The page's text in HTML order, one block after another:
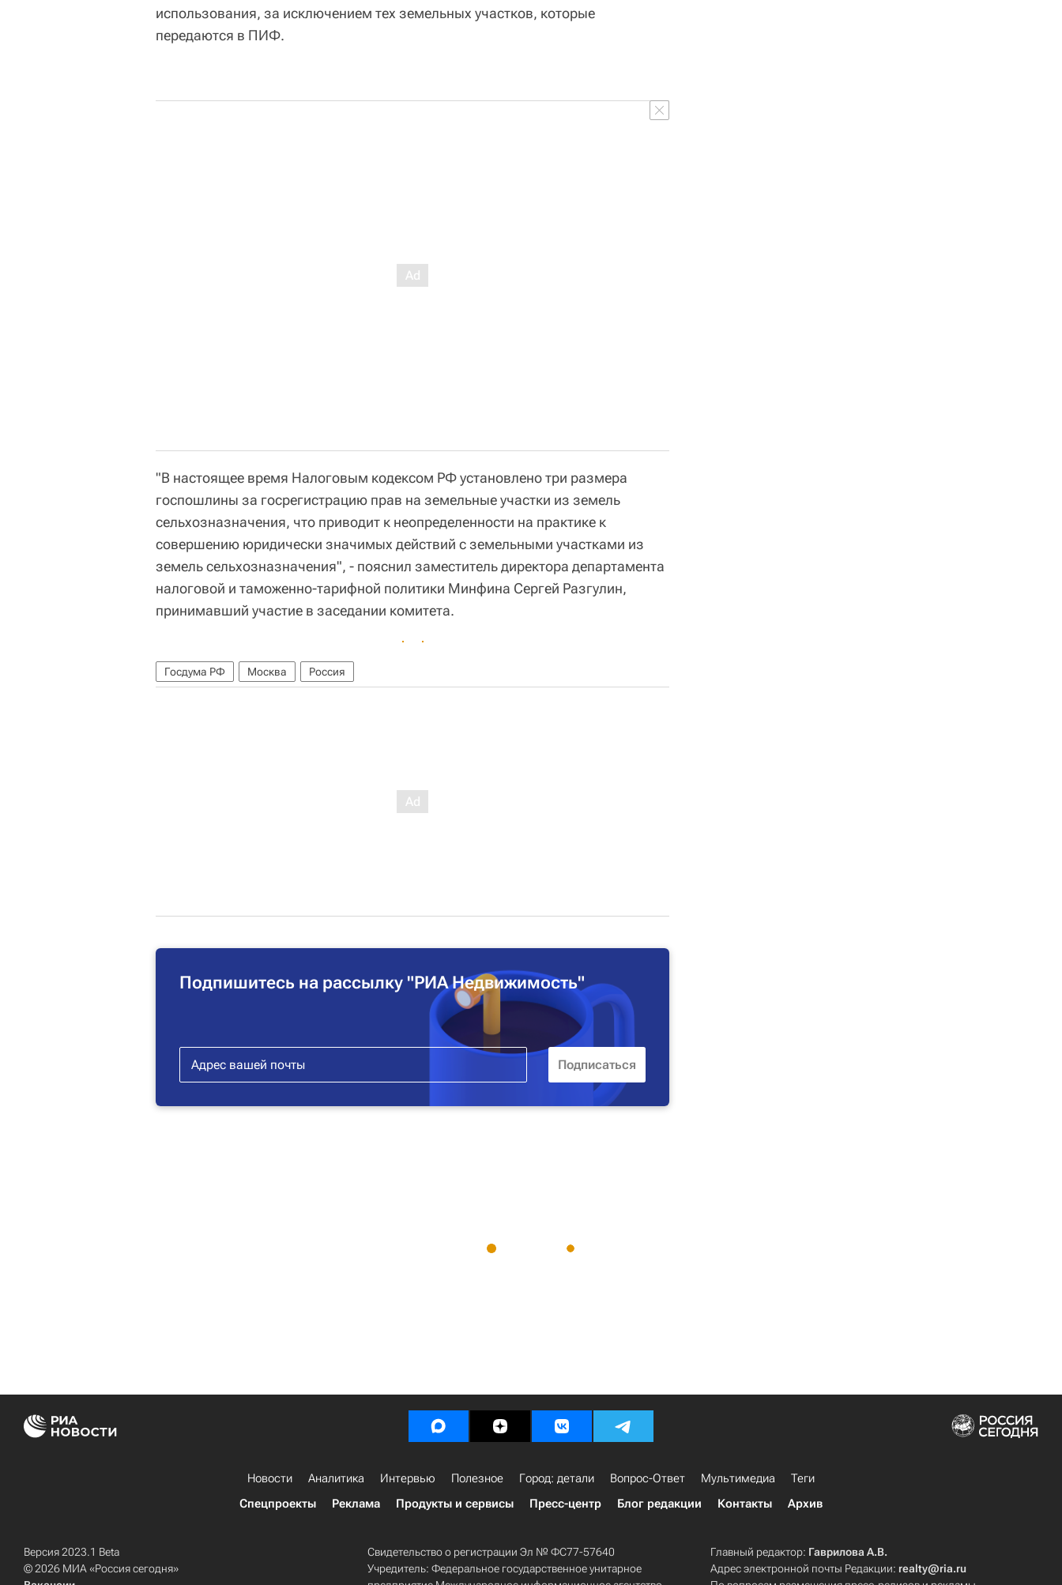
использования, за исключением тех земельных участков, которые
передаются в ПИФ.
"В настоящее время Налоговым кодексом РФ установлено три размера
госпошлины за госрегистрацию прав на земельные участки из земель
сельхозназначения, что приводит к неопределенности на практике к
совершению юридически значимых действий с земельными участками из
земель сельхозназначения", - пояснил заместитель директора департамента
налоговой и таможенно-тарифной политики Минфина Сергей Разгулин,
принимавший участие в заседании комитета.
Госдума РФ Москва Россия
Подпишитесь на рассылку "РИА Недвижимость"
Новости Аналитика Интервью Полезное Город: детали Вопрос-Ответ Мультимедиа
Теги
Спецпроекты
Реклама Продукты и сервисы Пресс-центр Блог редакции Контакты Архив
Версия 2023.1 Beta
© 2026 МИА «Россия сегодня»
Свидетельство о регистрации Эл № ФС77-57640
Учредитель: Федеральное государственное унитарное
Главный редактор: Гаврилова А.В.
Адрес электронной почты Редакции: realty@ria.ru